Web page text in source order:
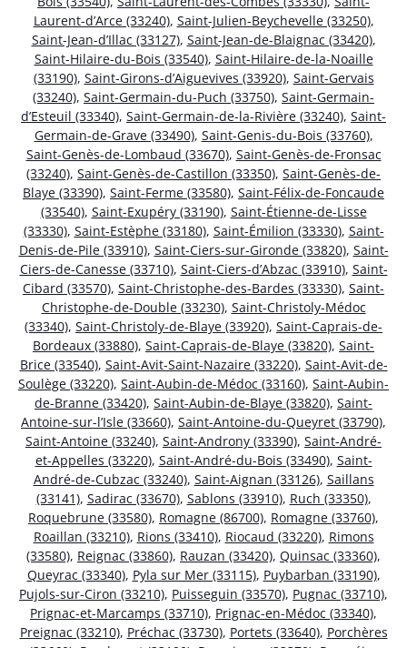
Laurent-d’Arce (33240), Saint-Julien-Beychevelle (33250),
Saint-Jean-d’Illac (33127), Saint-Jean-de-Blaignac (33420),
Saint-Hilaire-du-Bois (33540), Saint-Hilaire-de-la-Noaille
(33190), Saint-Girons-d’Aiguevives (33920), Saint-Gervais
(33240), Saint-Germain-du-Puch (33750), Saint-Germain-
d’Esteuil (33340), Saint-Germain-de-la-Rivière (33240), Saint-
Germain-de-Grave (33490), Saint-Genis-du-Bois (33760),
Saint-Genès-de-Lombaud (33670), Saint-Genès-de-Fronsac
(33240), Saint-Genès-de-Castillon (33350), Saint-Genès-de-
Blaye (33390), Saint-Ferme (33580), Saint-Félix-de-Foncaude
(33540), Saint-Exupéry (33190), Saint-Étienne-de-Lisse
(33330), Saint-Estèphe (33180), Saint-Émilion (33330), Saint-
Denis-de-Pile (33910), Saint-Ciers-sur-Gironde (33820), Saint-
Ciers-de-Canesse (33710), Saint-Ciers-d’Abzac (33910), Saint-
Cibard (33570), Saint-Christophe-des-Bardes (33330), Saint-
Christophe-de-Double (33230), Saint-Christoly-Médoc
(33340), Saint-Christoly-de-Blaye (33920), Saint-Caprais-de-
Bordeaux (33880), Saint-Caprais-de-Blaye (33820), Saint-
Brice (33540), Saint-Avit-Saint-Nazaire (33220), Saint-Avit-de-
Soulège (33220), Saint-Aubin-de-Médoc (33160), Saint-Aubin-
de-Branne (33420), Saint-Aubin-de-Blaye (33820), Saint-
Antoine-sur-l’Isle (33660), Saint-Antoine-du-Queyret (33790),
Saint-Antoine (33240), Saint-Androny (33390), Saint-André-
et-Appelles (33220), Saint-André-du-Bois (33490), Saint-
André-de-Cubzac (33240), Saint-Aignan (33126), Saillans
(33141), Sadirac (33670), Sablons (33910), Ruch (33350),
Roquebrune (33580), Romagne (86700), Romagne (33760),
Roaillan (33210), Rions (33410), Riocaud (33220), Rimons
(33580), Reignac (33860), Rauzan (33420), Quinsac (33360),
Queyrac (33340), Pyla sur Mer (33115), Puybarban (33190),
Pujols-sur-Ciron (33210), Puisseguin (33570), Pugnac (33710),
Prignac-et-Marcamps (33710), Prignac-en-Médoc (33340),
Preignac (33210), Préchac (33730), Portets (33640), Porchères